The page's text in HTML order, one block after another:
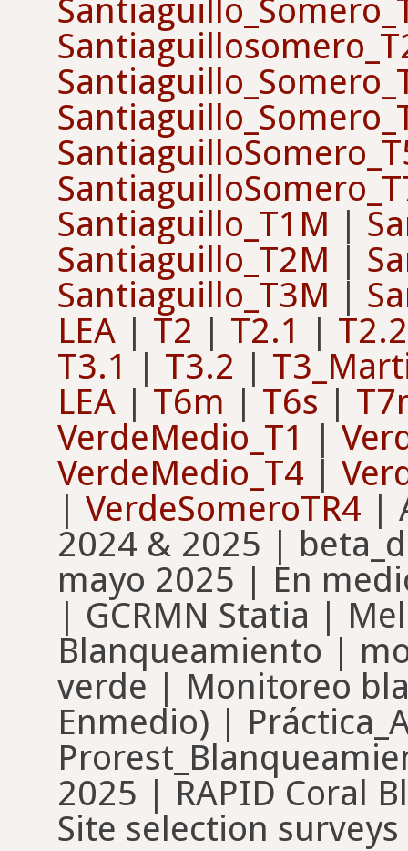
Santiaguillo_T1M |
Santiaguillo_T2M |
Santiaguillo_T3M |
LEA | T2 | T2.1 | T2.2
T3.1 | T3.2 |
LEA | T6m | T6s |
VerdeMedio_T1 |
VerdeMedio_T4 |
| VerdeSomeroTR4 |
2024 & 2025 |
mayo 2025 | En
| GCRMN Statia |
Blanqueamiento |
verde | Monitoreo
Enmedio) |
2025 | RAPID Coral
Site selection